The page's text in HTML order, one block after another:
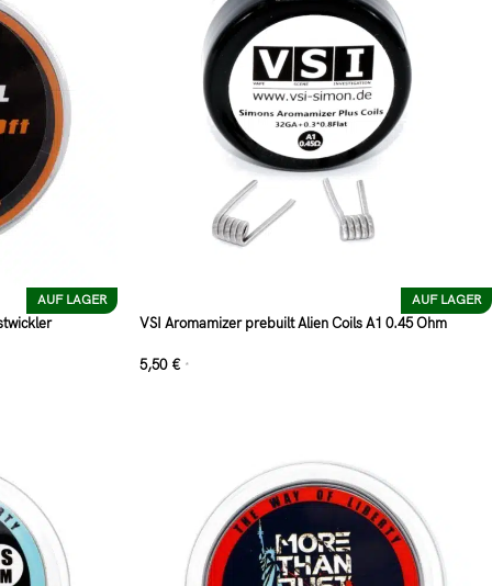
AUF LAGER AUF LAGER
VSI Aromamizer prebuilt Alien Coils A1 0.45 Ohm
5,50 € *